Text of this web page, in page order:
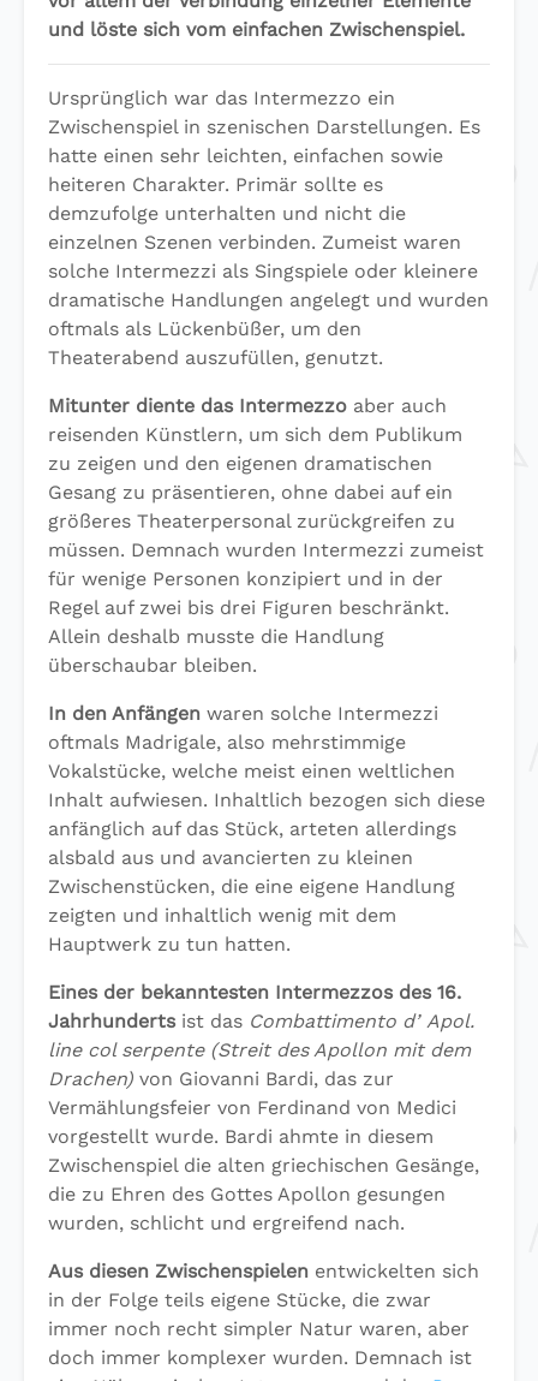
und löste sich vom einfachen Zwischenspiel.
Ursprünglich war das Intermezzo ein
Zwischenspiel in szenischen Darstellungen. Es
hatte einen sehr leichten, einfachen sowie
heiteren Charakter. Primär sollte es
demzufolge unterhalten und nicht die
einzelnen Szenen verbinden. Zumeist waren
solche Intermezzi als Singspiele oder kleinere
dramatische Handlungen angelegt und wurden
oftmals als Lückenbüßer, um den
Theaterabend auszufüllen, genutzt.
Mitunter diente das Intermezzo aber auch
reisenden Künstlern, um sich dem Publikum
zu zeigen und den eigenen dramatischen
Gesang zu präsentieren, ohne dabei auf ein
größeres Theaterpersonal zurückgreifen zu
müssen. Demnach wurden Intermezzi zumeist
für wenige Personen konzipiert und in der
Regel auf zwei bis drei Figuren beschränkt.
Allein deshalb musste die Handlung
überschaubar bleiben.
In den Anfängen waren solche Intermezzi
oftmals Madrigale, also mehrstimmige
Vokalstücke, welche meist einen weltlichen
Inhalt aufwiesen. Inhaltlich bezogen sich diese
anfänglich auf das Stück, arteten allerdings
alsbald aus und avancierten zu kleinen
Zwischenstücken, die eine eigene Handlung
zeigten und inhaltlich wenig mit dem
Hauptwerk zu tun hatten.
Eines der bekanntesten Intermezzos des 16.
Jahrhundertsist das Combattimento dʼApol.
line col serpente (Streit des Apollon mit dem
Drachen) von Giovanni Bardi, das zur
Vermählungsfeier von Ferdinand von Medici
vorgestellt wurde. Bardi ahmte in diesem
Zwischenspiel die alten griechischen Gesänge,
die zu Ehren des Gottes Apollon gesungen
wurden, schlicht und ergreifend nach.
Aus diesen Zwischenspielen entwickelten sich
in der Folge teils eigene Stücke, die zwar
immer noch recht simpler Natur waren, aber
doch immer komplexer wurden. Demnach ist